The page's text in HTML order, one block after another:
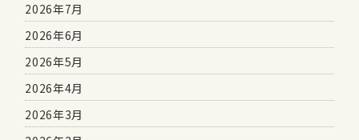
2026年7月
2026年6月
2026年5月
2026年4月
2026年3月